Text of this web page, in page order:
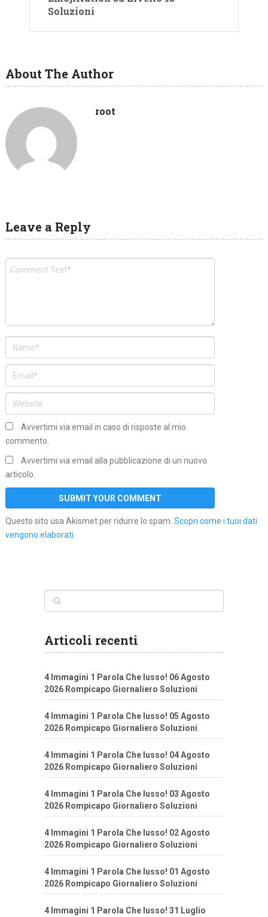
Soluzioni
About The Author
root
Leave a Reply
Avvertimi via email in caso di risposte al mio
commento.
Avvertimi via email alla pubblicazione di un nuovo
articolo.
Questo sito usa Akismet per ridurre lo spam. Scopri come i tuoi dati
vengono elaborati.
Articoli recenti
4 Immagini 1 Parola Che lusso! 06 Agosto
2026 Rompicapo Giornaliero Soluzioni
4 Immagini 1 Parola Che lusso! 05 Agosto
2026 Rompicapo Giornaliero Soluzioni
4 Immagini 1 Parola Che lusso! 04 Agosto
2026 Rompicapo Giornaliero Soluzioni
4 Immagini 1 Parola Che lusso! 03 Agosto
2026 Rompicapo Giornaliero Soluzioni
4 Immagini 1 Parola Che lusso! 02 Agosto
2026 Rompicapo Giornaliero Soluzioni
4 Immagini 1 Parola Che lusso! 01 Agosto
2026 Rompicapo Giornaliero Soluzioni
4 Immagini 1 Parola Che lusso! 31 Luglio